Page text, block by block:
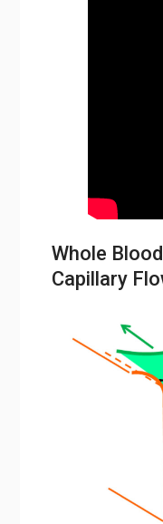
Whole
Capillary